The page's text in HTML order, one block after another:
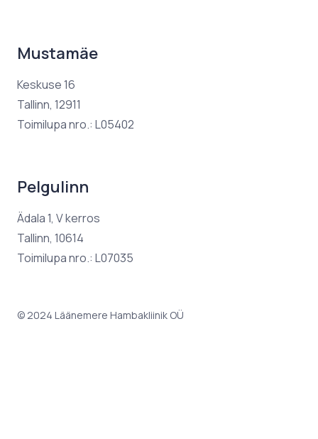
Mustamäe
Keskuse 16
Tallinn, 12911
Toimilupa nro.: L05402
Pelgulinn
Ädala 1, V kerros
Tallinn, 10614
Toimilupa nro.: L07035
© 2024 Läänemere Hambakliinik OÜ